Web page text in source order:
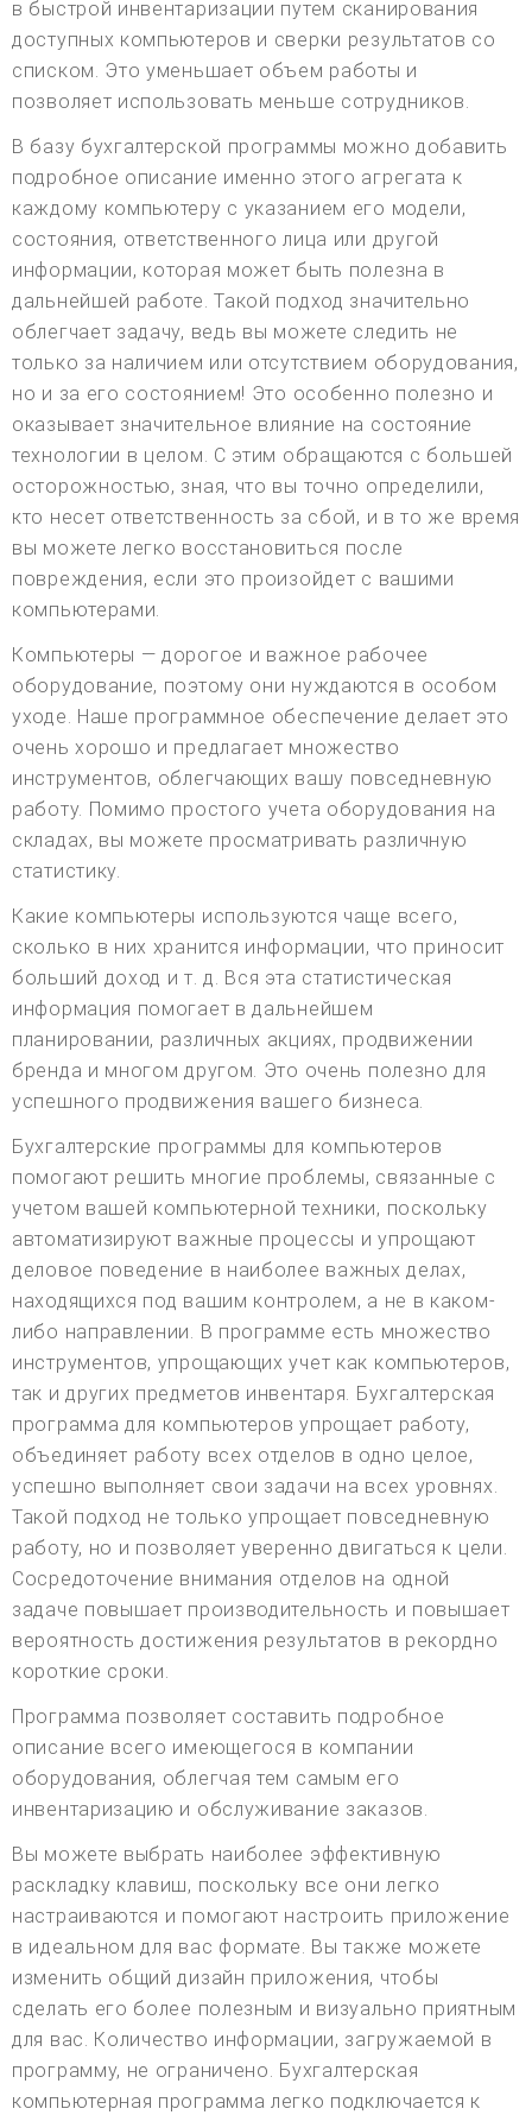
в быстрой инвентаризации путем сканирования
доступных компьютеров и сверки результатов со
списком. Это уменьшает объем работы и
позволяет использовать меньше сотрудников.
В базу бухгалтерской программы можно добавить
подробное описание именно этого агрегата к
каждому компьютеру с указанием его модели,
состояния, ответственного лица или другой
информации, которая может быть полезна в
дальнейшей работе. Такой подход значительно
облегчает задачу, ведь вы можете следить не
только за наличием или отсутствием оборудования,
но и за его состоянием! Это особенно полезно и
оказывает значительное влияние на состояние
технологии в целом. С этим обращаются с большей
осторожностью, зная, что вы точно определили,
кто несет ответственность за сбой, и в то же время
вы можете легко восстановиться после
повреждения, если это произойдет с вашими
компьютерами.
Компьютеры — дорогое и важное рабочее
оборудование, поэтому они нуждаются в особом
уходе. Наше программное обеспечение делает это
очень хорошо и предлагает множество
инструментов, облегчающих вашу повседневную
работу. Помимо простого учета оборудования на
складах, вы можете просматривать различную
статистику.
Какие компьютеры используются чаще всего,
сколько в них хранится информации, что приносит
больший доход и т. д. Вся эта статистическая
информация помогает в дальнейшем
планировании, различных акциях, продвижении
бренда и многом другом. Это очень полезно для
успешного продвижения вашего бизнеса.
Бухгалтерские программы для компьютеров
помогают решить многие проблемы, связанные с
учетом вашей компьютерной техники, поскольку
автоматизируют важные процессы и упрощают
деловое поведение в наиболее важных делах,
находящихся под вашим контролем, а не в каком-
либо направлении. В программе есть множество
инструментов, упрощающих учет как компьютеров,
так и других предметов инвентаря. Бухгалтерская
программа для компьютеров упрощает работу,
объединяет работу всех отделов в одно целое,
успешно выполняет свои задачи на всех уровнях.
Такой подход не только упрощает повседневную
работу, но и позволяет уверенно двигаться к цели.
Сосредоточение внимания отделов на одной
задаче повышает производительность и повышает
вероятность достижения результатов в рекордно
короткие сроки.
Программа позволяет составить подробное
описание всего имеющегося в компании
оборудования, облегчая тем самым его
инвентаризацию и обслуживание заказов.
Вы можете выбрать наиболее эффективную
раскладку клавиш, поскольку все они легко
настраиваются и помогают настроить приложение
в идеальном для вас формате. Вы также можете
изменить общий дизайн приложения, чтобы
сделать его более полезным и визуально приятным
для вас. Количество информации, загружаемой в
программу, не ограничено. Бухгалтерская
компьютерная программа легко подключается к